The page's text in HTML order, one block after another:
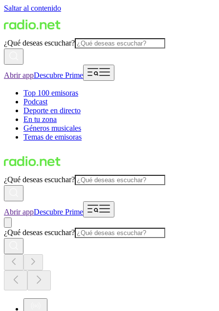
Saltar al contenido
¿Qué deseas escuchar?
Abrir appDescubre Prime
Top 100 emisoras
Podcast
Deporte en directo
En tu zona
Géneros musicales
Temas de emisoras
¿Qué deseas escuchar?
Abrir appDescubre Prime
¿Qué deseas escuchar?